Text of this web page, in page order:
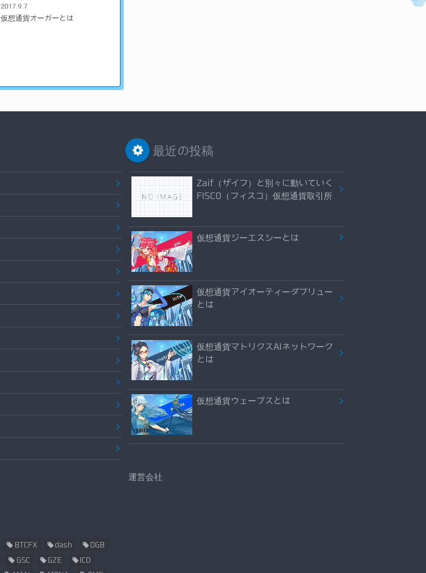
2017.9.7
仮想通貨オーガーとは
BTCFX dash DGB
GSC GZE ICO
最近の投稿
Zaif（ザイフ）と別々に動いていく
FISCO（フィスコ）仮想通貨取引所
仮想通貨ジーエスシーとは
仮想通貨アイオーティーダブリュー
とは
仮想通貨マトリクスAIネットワーク
とは
仮想通貨ウェーブスとは
運営会社